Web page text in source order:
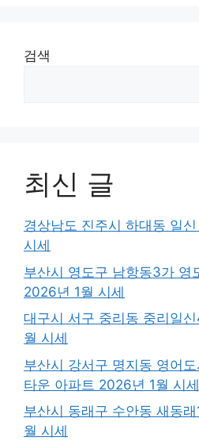
검색
최신 글
경상남도 진주시 하대동 일
시세
부산시 영도구 남항동3가 영
2026년 1월 시세
대구시 서구 중리동 중리일
월 시세
부산시 강서구 명지동 영어
타운 아파트 2026년 1월 시세
부산시 동래구 수안동 새동
월 시세